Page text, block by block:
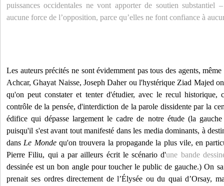
puissances occidentales ne vont apporter de soutien
aucune force de l’opposition, parce qu’elles ne font confiance à
Les auteurs précités ne sont évidemment pas tous des agents,
Achcar, Ghayat Naisse, Joseph Daher ou l'hystérique Ziad Majed
qu'on peut constater et tenter d'étudier, avec le recul historique,
contrôle de la pensée, d'interdiction de la parole dissidente par la
édifice qui dépasse largement le cadre de notre étude (la
puisqu'il s'est avant tout manifesté dans les media dominants, à
dans Le Mondequ'on trouvera la propagande la plus vile, en
Pierre Filiu, qui a par ailleurs écrit le scénario d'une bande
dessinée est un bon angle pour toucher le public de gauche.) On
prenait ses ordres directement de l’Élysée ou du quai d’Orsay,